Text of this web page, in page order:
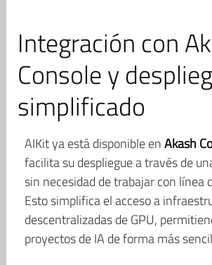
Integración con
Console y
simplificado
AIKit ya está disponible enAkash
facilita su despliegue a través de
sin necesidad de trabajar con línea
Esto simplifica el acceso a
descentralizadas de GPU,
proyectos de IA de forma más